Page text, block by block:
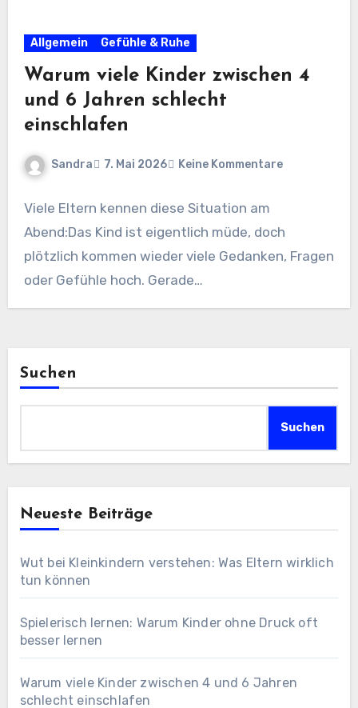
Allgemein Gefühle & Ruhe
Warum viele Kinder zwischen 4
und 6 Jahren schlecht
einschlafen
Sandra 7. Mai 2026 Keine Kommentare
Viele Eltern kennen diese Situation am
Abend:Das Kind ist eigentlich müde, doch
plötzlich kommen wieder viele Gedanken, Fragen
oder Gefühle hoch. Gerade…
Suchen
Suchen
Neueste Beiträge
Wut bei Kleinkindern verstehen: Was Eltern wirklich
tun können
Spielerisch lernen: Warum Kinder ohne Druck oft
besser lernen
Warum viele Kinder zwischen 4 und 6 Jahren
schlecht einschlafen